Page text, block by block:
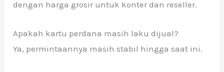
dengan harga grosir untuk konter dan reseller.
Apakah kartu perdana masih laku dijual?
Ya, permintaannya masih stabil hingga saat ini.